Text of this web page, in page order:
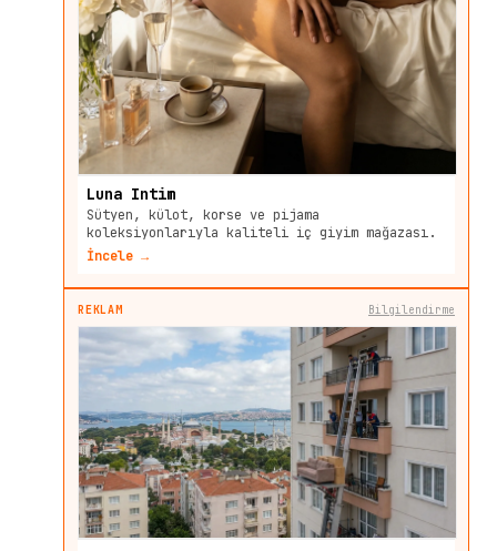
Luna Intim
Sütyen, külot, korse ve pijama
koleksiyonlarıyla kaliteli iç giyim mağazası.
İncele →
REKLAM Bilgilendirme